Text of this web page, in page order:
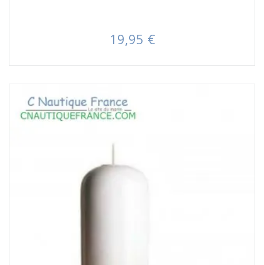
Prezzo
19,95 €